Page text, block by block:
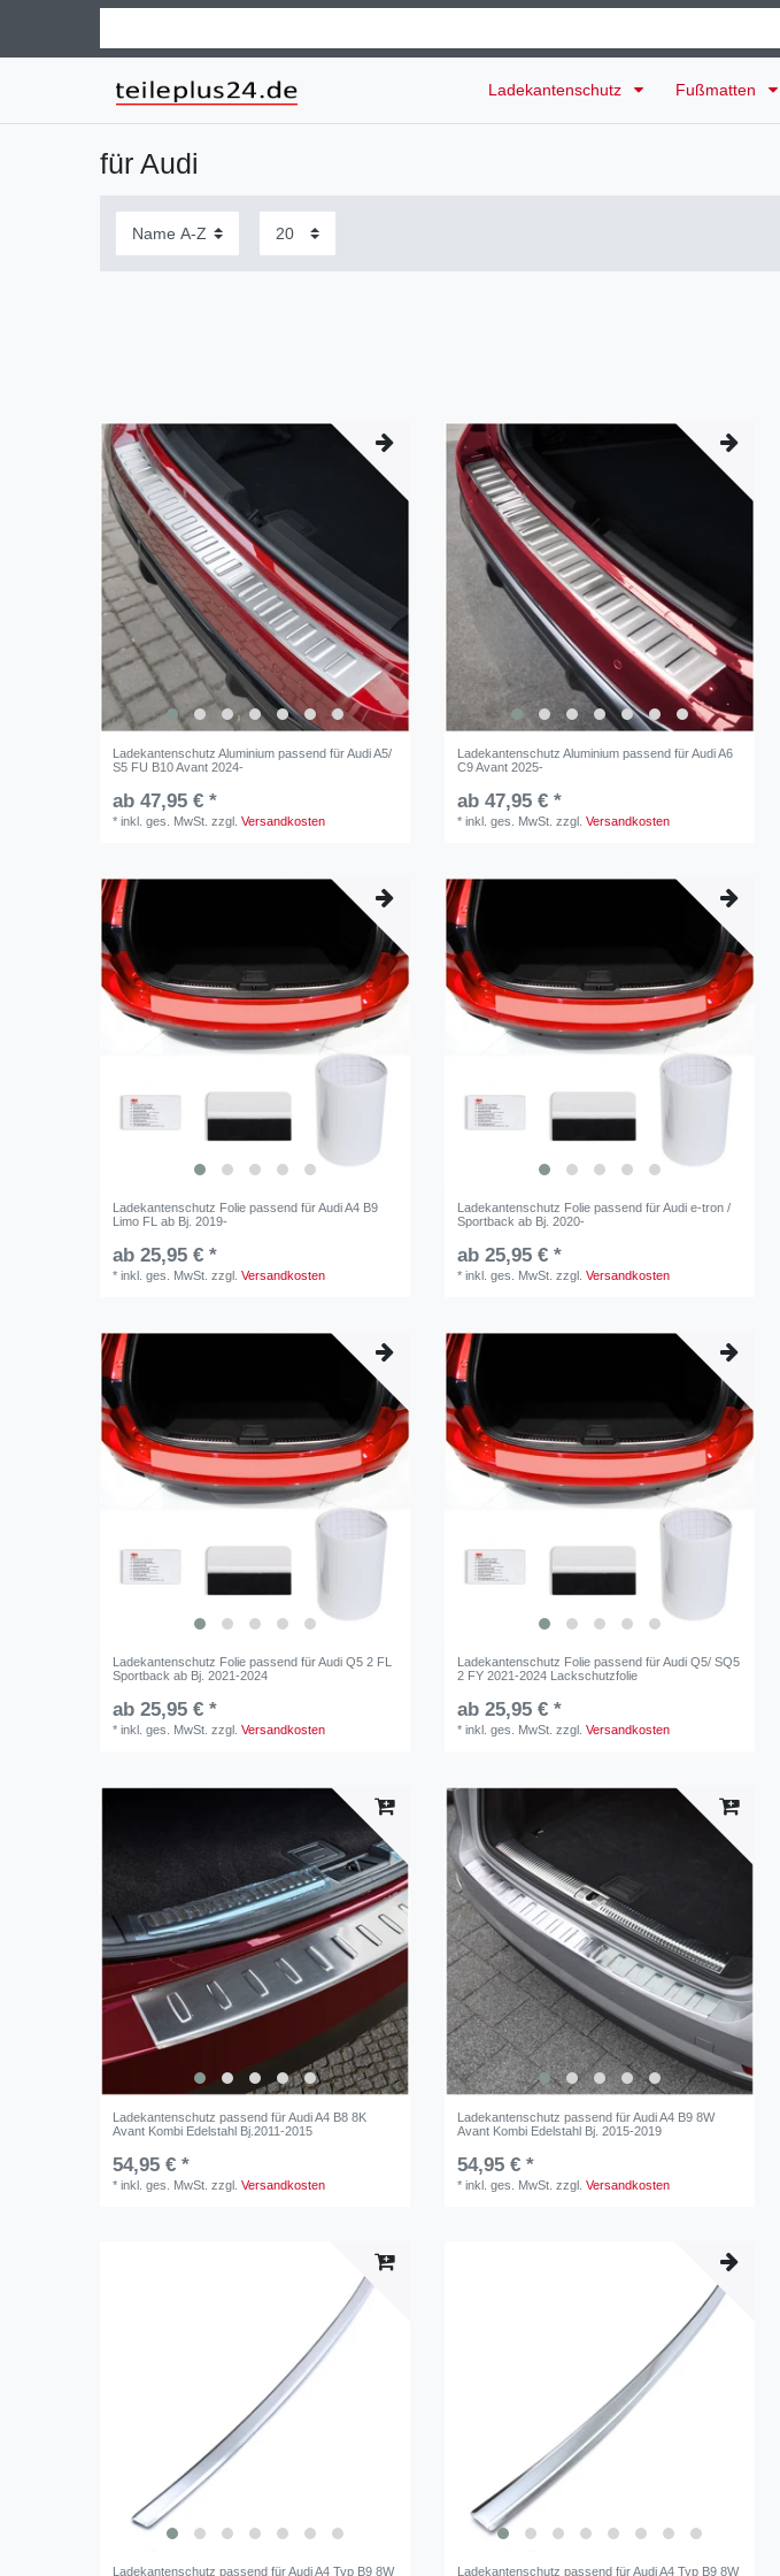
Ladekantenschutz Fußmatten
für Audi
Ladekantenschutz Aluminium passend für Audi A5/
S5 FU B10 Avant 2024-
ab 47,95 € *
*inkl. ges. MwSt. zzgl.Versandkosten
Ladekantenschutz Aluminium passend für Audi A6
C9 Avant 2025-
ab 47,95 € *
*inkl. ges. MwSt. zzgl.Versandkosten
Ladekantenschutz Folie passend für Audi A4 B9
Limo FL ab Bj. 2019-
ab 25,95 € *
*inkl. ges. MwSt. zzgl.Versandkosten
Ladekantenschutz Folie passend für Audi e-tron /
Sportback ab Bj. 2020-
ab 25,95 € *
*inkl. ges. MwSt. zzgl.Versandkosten
Ladekantenschutz Folie passend für Audi Q5 2 FL
Sportback ab Bj. 2021-2024
ab 25,95 € *
*inkl. ges. MwSt. zzgl.Versandkosten
Ladekantenschutz Folie passend für Audi Q5/ SQ5
2 FY 2021-2024 Lackschutzfolie
ab 25,95 € *
*inkl. ges. MwSt. zzgl.Versandkosten
Ladekantenschutz passend für Audi A4 B8 8K
Avant Kombi Edelstahl Bj.2011-2015
54,95 € *
*inkl. ges. MwSt. zzgl.Versandkosten
Ladekantenschutz passend für Audi A4 B9 8W
Avant Kombi Edelstahl Bj. 2015-2019
54,95 € *
*inkl. ges. MwSt. zzgl.Versandkosten
Ladekantenschutz passend für Audi A4 Typ B9 8W Ladekantenschutz passend für Audi A4 Typ B9 8W